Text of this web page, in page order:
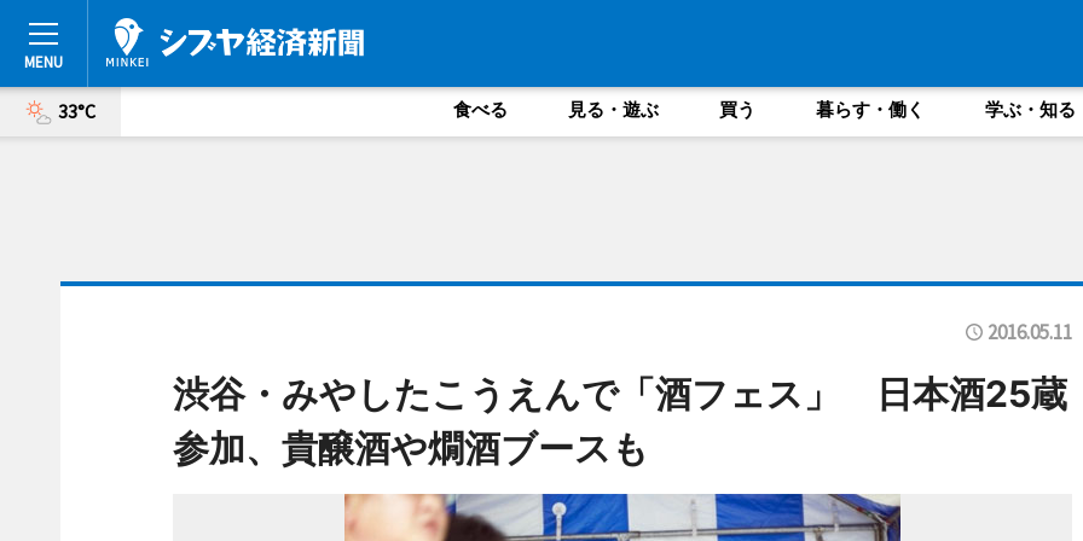
33°C 食べる 見る・遊ぶ 買う 暮らす・働く 学ぶ・知る
2016.05.11
渋谷・みやしたこうえんで「酒フェス」 日本酒25蔵
参加、貴醸酒や燗酒ブースも